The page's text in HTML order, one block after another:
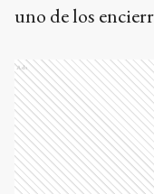
uno de los
Ads